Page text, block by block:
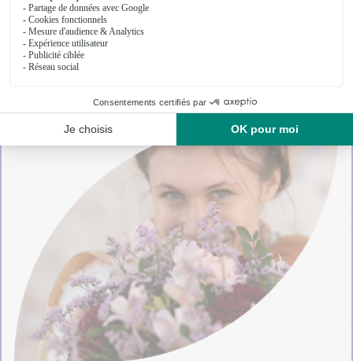
l'approvisionnement du fleuriste. 11-Vase tube en verre format Medium Ø 12 x H 20 cm
. 12- Vase tube en verre format Large Ø 12 x H 25 cm.